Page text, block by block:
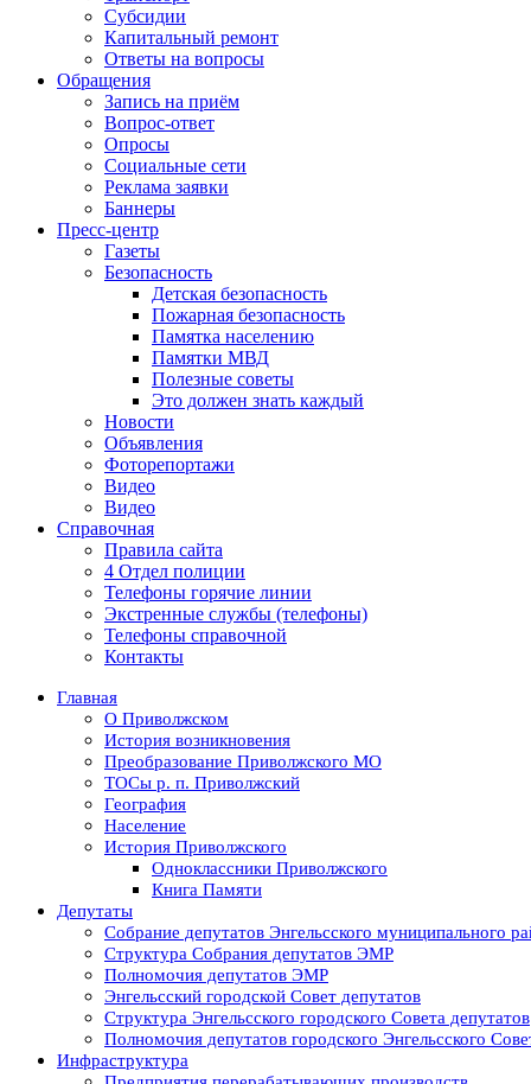
Субсидии
Капитальный ремонт
Ответы на вопросы
Обращения
Запись на приём
Вопрос-ответ
Опросы
Социальные сети
Реклама заявки
Баннеры
Пресс-центр
Газеты
Безопасность
Детская безопасность
Пожарная безопасность
Памятка населению
Памятки МВД
Полезные советы
Это должен знать каждый
Новости
Объявления
Фоторепортажи
Видео
Видео
Справочная
Правила сайта
4 Отдел полиции
Телефоны горячие линии
Экстренные службы (телефоны)
Телефоны справочной
Контакты
Главная
О Приволжском
История возникновения
Преобразование Приволжского МО
ТОСы р. п. Приволжский
География
Население
История Приволжского
Одноклассники Приволжского
Книга Памяти
Депутаты
Собрание депутатов Энгельсского муниципального
Структура Собрания депутатов ЭМР
Полномочия депутатов ЭМР
Энгельсский городской Совет депутатов
Структура Энгельсского городского Совета депутатов
Полномочия депутатов городского Энгельсского
Инфраструктура